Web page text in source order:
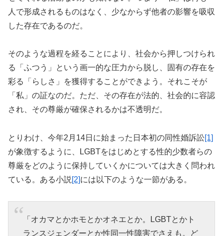
人で形成されるものはなく、少なからず他者の影響を吸収
した存在であるのだ。
そのような過程を経ることにより、社会から押しつけられ
る「ふつう」という画一的な圧力から脱し、固有の存在を
彩る「らしさ」を獲得することができよう。それこそが
「私」の証なのだ。ただ、その存在が法的、社会的に容認
され、その尊厳が確保されるかは不透明だ。
とりわけ、今年2月14日に始まった日本初の同性婚訴訟[1]
が象徴するように、LGBTをはじめとする性的少数者らの
尊厳をどのように保持していくかについては大きく問われ
ている。ある小説 [2]には以下のような一節がある。
「オカマとかホモとかオネエとか。LGBTとかト
ランスジェンダーとか性同一性障害でさえも。ど